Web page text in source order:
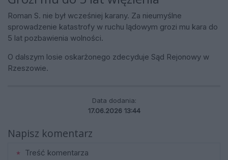
Roman S. nie był wcześniej karany. Za nieumyślne
sprowadzenie katastrofy w ruchu lądowym grozi mu kara do
5 lat pozbawienia wolności.
O dalszym losie oskarżonego zdecyduje Sąd Rejonowy w
Rzeszowie.
Data dodania:
17.06.2026 13:44
Napisz komentarz
Treść komentarza